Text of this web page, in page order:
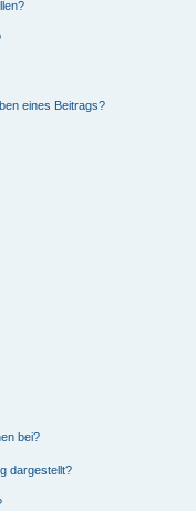
eines Beitrags?
bei?
dargestellt?